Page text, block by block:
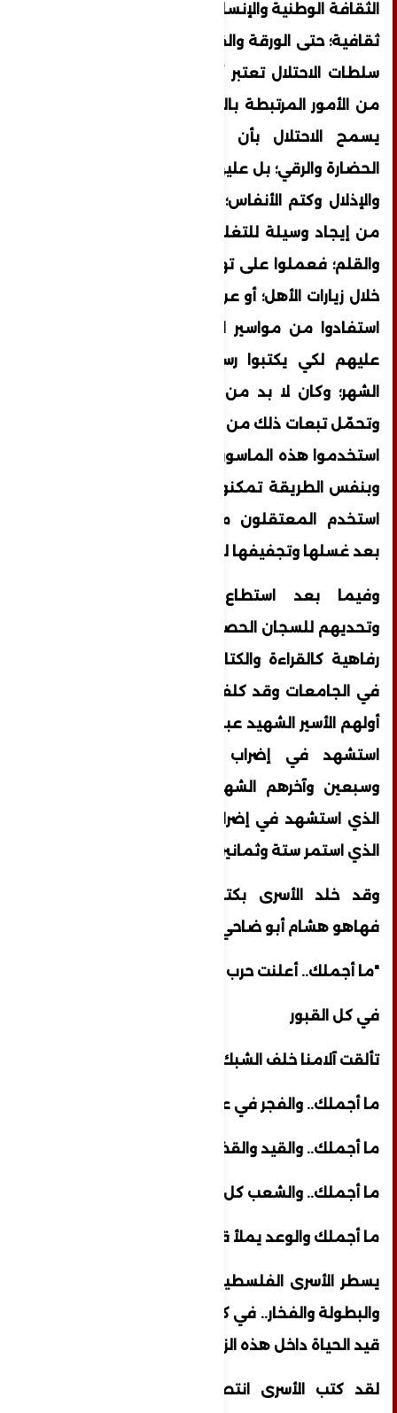
الثقافة الوطنية والإنسانية؛ بل على كل وسيلة
ثقافية؛ حتى الورقة والقلم والكتاب؛ فقد كانت
سلطات الاحتلال تعتبر أن امتلاك ورقة وقلمًا
من الأمور المرتبطة بالحضارة والرقي؛ لهذا لم
يسمح الاحتلال بأن يتوجه معتقليه نحو
الحضارة والرقي؛ بل عليهم أن يبقوا تحت القهر
والإذلال وكتم الأنفاس؛ فكان لابد للمعتقلين
من إيجاد وسيلة للتغلب على مشكلة الورقة
والقلم؛ فعملوا على تهريب أدوات الكتابة من
خلال زيارات الأهل؛ أو عن طريق المحامين؛ كما
استفادوا من مواسير الأقلام التي كانت توزع
عليهم لكي يكتبوا رسائل لذويهم مرة في
الشهر؛ وكان لا بد من إخفاء إحدى المواسير
وتحمّل تبعات ذلك من عقاب جماعي، ومن ثم
استخدموا هذه الماسورة في كتابة ما يريدون؛
وبنفس الطريقة تمكنوا من توفير الورق. كما
استخدم المعتقلون مغلفات اللبنة والزبدة
بعد غسلها وتجفيفها للكتابة عليها.
وفيما بعد استطاع الأسرى بصمودهم
وتحديهم للسجان الحصول على ما يراه البعض
رفاهية كالقراءة والكتابة والتعليم والتسجيل
في الجامعات وقد كلفهم هذا دماء وشهداء
أولهم الأسير الشهيد عبد القادر أبو الفحم الذي
استشهد في إضراب عام ألف وتسعمئة
وسبعين وآخرهم الشهيد الشيخ خضر عدنان
الذي استشهد في إضرابه الفردي عن الطعام
الذي استمر ستة وثمانين يوما.
وقد خلد الأسرى بكتاباتهم هذه الإضرابات
فهاهو هشام أبو ضاحي يقول
"ما أجملك.. أعلنت حرب الجوع والأمعاء
في كل القبور
تألقت آلامنا خلف الشبك
ما أجملك.. والفجر في عينيك في شفتيك
ما أجملك.. والقيد والقضبان تدمي جبهتك
ما أجملك.. والشعب كل الشعب يرقب عودتك
ما أجملك والوعد يملأ قبضتك"
يسطر الأسرى الفلسطينيون يوميا ملاحم العز
والبطولة والفخار.. في كل يوم يبقون فيه على
قيد الحياة داخل هذه الزنازين الموحشة
لقد كتب الأسرى انتصاراتهم بدمائهم على